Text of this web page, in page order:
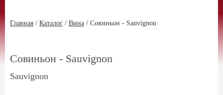
Главная / Каталог / Вина / Совиньон - Sauvignon
Совиньон - Sauvignon
Sauvignon